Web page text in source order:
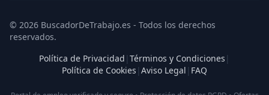
© 2026 BuscadorDeTrabajo.es - Todos los derechos
reservados.
Política de Privacidad | Términos y Condiciones |
Política de Cookies | Aviso Legal | FAQ